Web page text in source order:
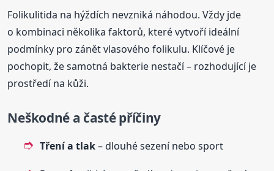
Folikulitida na hýždích nevzniká náhodou. Vždy jde
o kombinaci několika faktorů, které vytvoří ideální
podmínky pro zánět vlasového folikulu. Klíčové je
pochopit, že samotná bakterie nestačí – rozhodující je
prostředí na kůži.
Neškodné a časté příčiny
Tření a tlak– dlouhé sezení nebo sport